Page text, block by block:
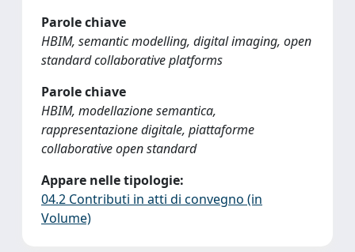
Parole chiave
HBIM, semantic modelling, digital imaging, open
standard collaborative platforms
Parole chiave
HBIM, modellazione semantica,
rappresentazione digitale, piattaforme
collaborative open standard
Appare nelle tipologie:
04.2 Contributi in atti di convegno (in
Volume)